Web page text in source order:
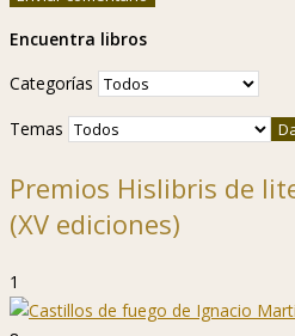
Encuentra libros
Categorías
Temas
Premios Hislibris de
(XV ediciones)
1